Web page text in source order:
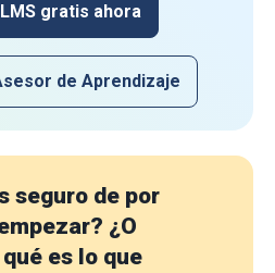
gratis ahora
de Aprendizaje
seguro de por
¿O
es lo que